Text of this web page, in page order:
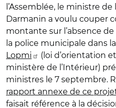
l’Assemblée, le ministre de
Darmanin a voulu couper
montante sur l’absence
la police municipale dans
Lopmi
(loi d’orientation
ministère de l’Intérieur)
ministres le 7 septembre.
rapport annexe de ce
faisait référence à la